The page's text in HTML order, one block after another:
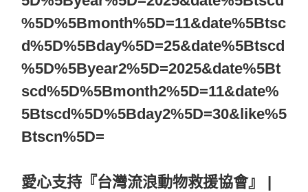
%5D%5Bmonth%5D=11&date%5Btsc
d%5D%5Bday%5D=25&date%5Btscd
%5D%5Byear2%5D=2025&date%5Bt
scd%5D%5Bmonth2%5D=11&date%
5Btscd%5D%5Bday2%5D=30&like%5
Btscn%5D=
愛心支持『台灣流浪動物救援協會』 |